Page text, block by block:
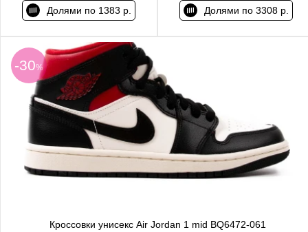
Долями по 1383 р. Долями по 3308 р.
-30%
Кроссовки унисекс Air Jordan 1 mid BQ6472-061